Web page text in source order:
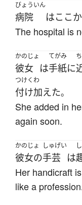
びょういん
病院 はここ
The hospital is
かのじょ
彼女 は
てがみ
手紙に
つけくわ
付け加えた。
She added in
again soon.
かのじょ
彼女の
しゅげい
手芸 は
Her handicraft
like a